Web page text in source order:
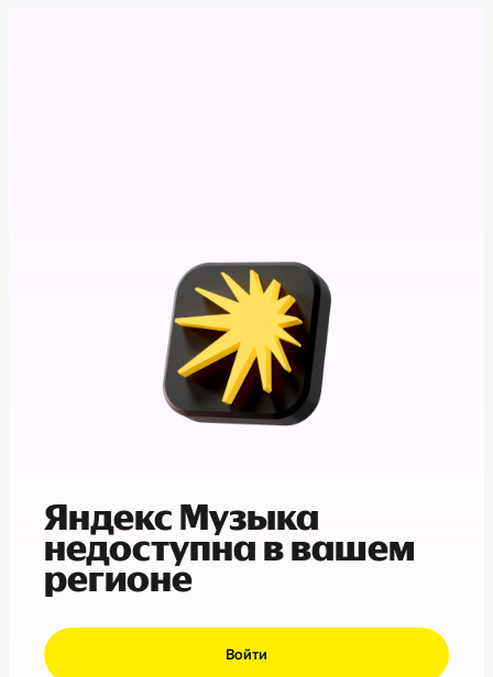
Яндекс Музыка
недоступна в вашем
регионе
Войти